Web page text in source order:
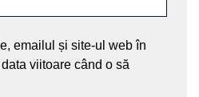
emailul și site-ul web în
viitoare când o să